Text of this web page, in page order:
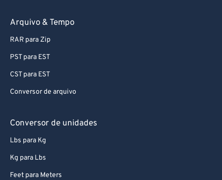
Arquivo & Tempo
RAR para Zip
PST para EST
CST para EST
Conversor de arquivo
Conversor de unidades
Lbs para Kg
Kg para Lbs
Feet para Meters